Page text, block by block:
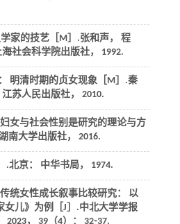
家的技艺［M］.张和声， 程
社会科学院出版社， 1992.
明清时期的贞女现象［M］.秦
苏人民出版社， 2010.
妇女与社会性别是研究的理论与方
南大学出版社， 2016.
.北京： 中华书局， 1974.
统女性成长叙事比较研究： 以
女儿》为例［J］.中北大学学报
2023， 39（4）： 32⁃37.